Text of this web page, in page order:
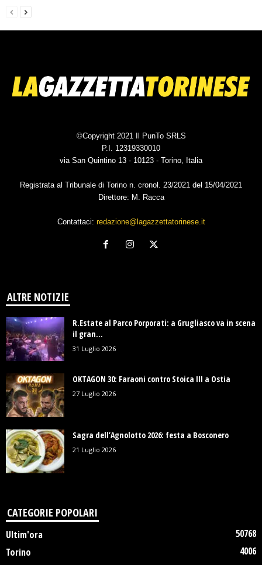
©Copyright 2021 Il PunTo SRLS
P.I. 12319330010
via San Quintino 13 - 10123 - Torino, Italia
Registrata al Tribunale di Torino n. cronol. 23/2021 del 15/04/2021
Direttore: M. Racca
Contattaci: redazione@lagazzettatorinese.it
ALTRE NOTIZIE
R.Estate al Parco Porporati: a Grugliasco va in scena
il gran...
31 Luglio 2026
OKTAGON 30: Faraoni contro Stoica III a Ostia
27 Luglio 2026
Sagra dell’Agnolotto 2026: festa a Bosconero
21 Luglio 2026
CATEGORIE POPOLARI
Ultim'ora
50768
Torino
4006